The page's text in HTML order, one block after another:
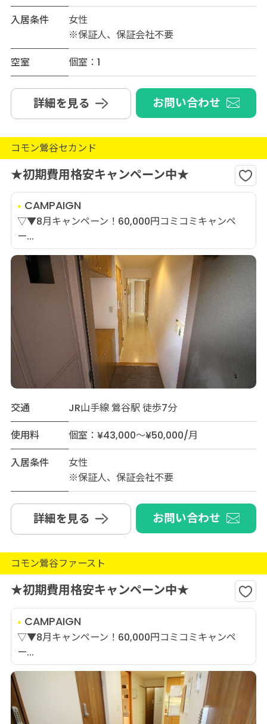
入居条件
女性
※保証人、保証会社不要
空室
個室：1
詳細を見る お問い合わせ
コモン鶯谷セカンド
★初期費用格安キャンペーン中★
CAMPAIGN
▽▼8月キャンペーン！60,000円コミコミキャンペ
ー...
交通
JR山手線 鶯谷駅 徒歩7分
使用料
個室：¥43,000～¥50,000/月
入居条件
女性
※保証人、保証会社不要
詳細を見る お問い合わせ
コモン鶯谷ファースト
★初期費用格安キャンペーン中★
CAMPAIGN
▽▼8月キャンペーン！60,000円コミコミキャンペ
ー...